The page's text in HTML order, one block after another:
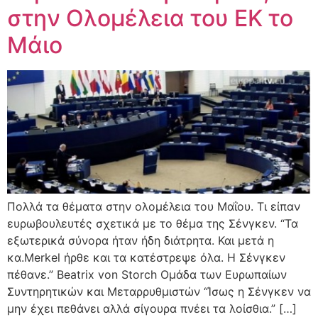
στην Ολομέλεια του ΕΚ το
Μάιο
Πολλά τα θέματα στην ολομέλεια του Μαΐου. Τι είπαν
ευρωβουλευτές σχετικά με το θέμα της Σένγκεν. “Τα
εξωτερικά σύνορα ήταν ήδη διάτρητα. Και μετά η
κα.Merkel ήρθε και τα κατέστρεψε όλα. Η Σένγκεν
πέθανε.” Beatrix von Storch Ομάδα των Ευρωπαίων
Συντηρητικών και Μεταρρυθμιστών “Ίσως η Σένγκεν να
μην έχει πεθάνει αλλά σίγουρα πνέει τα λοίσθια.” […]